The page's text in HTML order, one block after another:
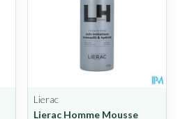
Lierac
Lierac Homme Mousse